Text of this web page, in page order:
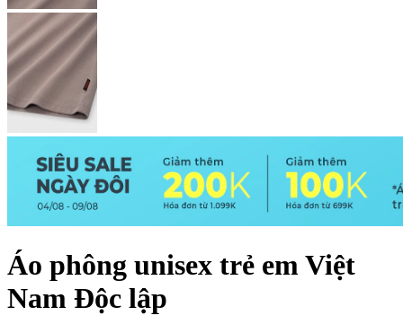
Áo phông unisex trẻ em Việt
Nam Độc lập